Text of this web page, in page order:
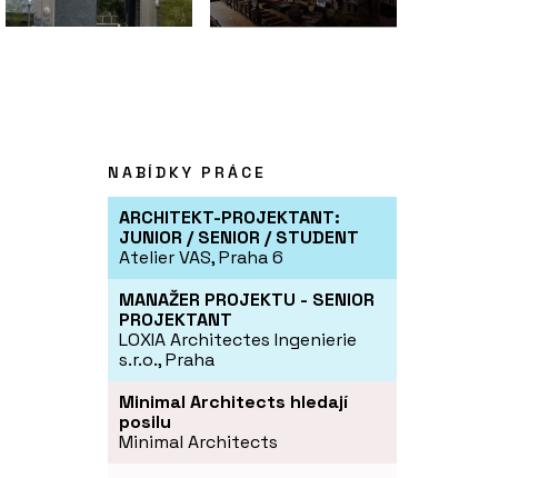
NABÍDKY PRÁCE
ARCHITEKT-PROJEKTANT:
JUNIOR / SENIOR / STUDENT
Atelier VAS, Praha 6
MANAŽER PROJEKTU - SENIOR
PROJEKTANT
LOXIA Architectes Ingenierie
s.r.o., Praha
Minimal Architects hledají
posilu
Minimal Architects